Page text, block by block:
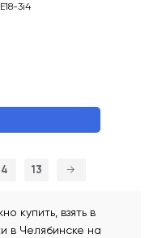
3i4
4 13 →
купить, взять в
в Челябинске на